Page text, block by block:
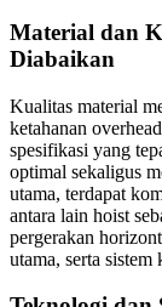
Material dan
Diabaikan
Kualitas material
ketahanan
spesifikasi yang
optimal sekaligus
utama, terdapat
antara lain hoist
pergerakan
utama, serta